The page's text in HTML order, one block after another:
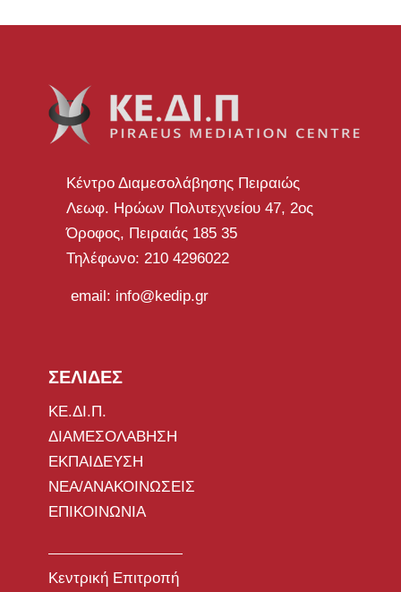
Κέντρο Διαμεσολάβησης Πειραιώς
Λεωφ. Ηρώων Πολυτεχνείου 47, 2ος
Όροφος, Πειραιάς 185 35
Τηλέφωνο: 210 4296022
email: info@kedip.gr
ΣΕΛΙΔΕΣ
ΚΕ.ΔΙ.Π.
ΔΙΑΜΕΣΟΛΑΒΗΣΗ
ΕΚΠΑΙΔΕΥΣΗ
ΝΕΑ/ΑΝΑΚΟΙΝΩΣΕΙΣ
ΕΠΙΚΟΙΝΩΝΙΑ
Κεντρική Επιτροπή